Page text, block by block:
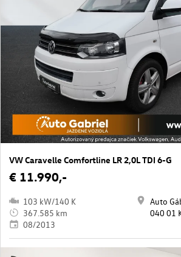
VW Caravelle Comfortline LR 2,0L TDI 6-G
€ 11.990,-
103 kW/140 K
367.585 km
08/2013
Auto
040 01